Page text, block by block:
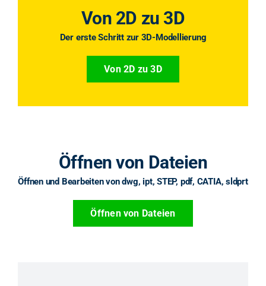
Von 2D zu 3D
Der erste Schritt zur 3D-Modellierung
Von 2D zu 3D
Öffnen von Dateien
Öffnen und Bearbeiten von dwg, ipt, STEP, pdf, CATIA, sldprt
Öffnen von Dateien